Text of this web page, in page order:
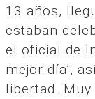
13 años,
estaban
el oficial de
mejor día’,
libertad.